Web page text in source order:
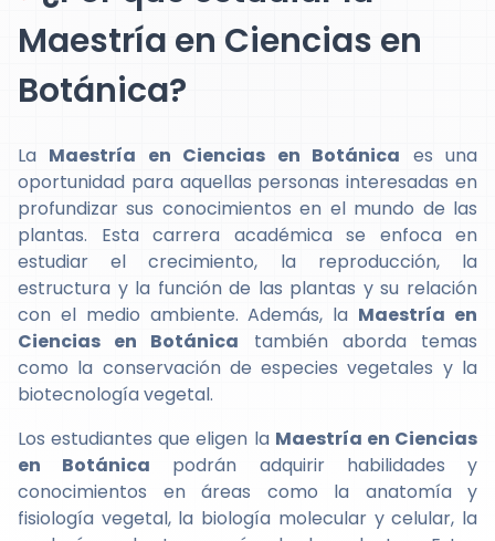
Maestría en Ciencias en
Botánica?
La Maestría en Ciencias en Botánica es una
oportunidad para aquellas personas interesadas en
profundizar sus conocimientos en el mundo de las
plantas. Esta carrera académica se enfoca en
estudiar el crecimiento, la reproducción, la
estructura y la función de las plantas y su relación
con el medio ambiente. Además, la Maestría en
Ciencias en Botánica también aborda temas
como la conservación de especies vegetales y la
biotecnología vegetal.
Los estudiantes que eligen la Maestría en Ciencias
en Botánica podrán adquirir habilidades y
conocimientos en áreas como la anatomía y
fisiología vegetal, la biología molecular y celular, la